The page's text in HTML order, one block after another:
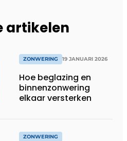
artikelen
ZONWERING 19 JANUARI 2026
Hoe beglazing en
binnenzonwering
elkaar versterken
ZONWERING